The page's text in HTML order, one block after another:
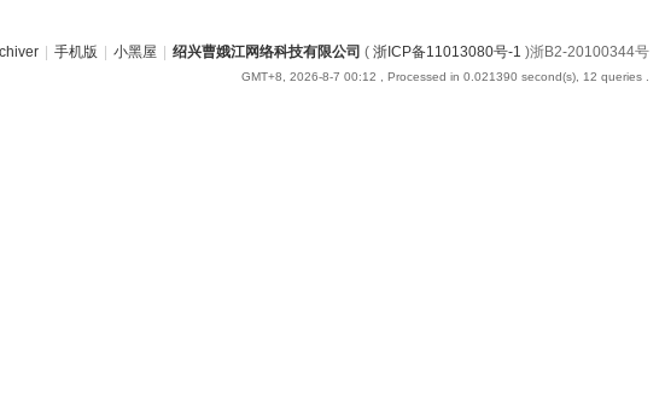
| 手机版 | 小黑屋 | 绍兴曹娥江网络科技有限公司 ( 浙ICP备11013080号-1 )浙B2-20100344号
GMT+8, 2026-8-7 00:12 , Processed in 0.021390 second(s), 12 queries .